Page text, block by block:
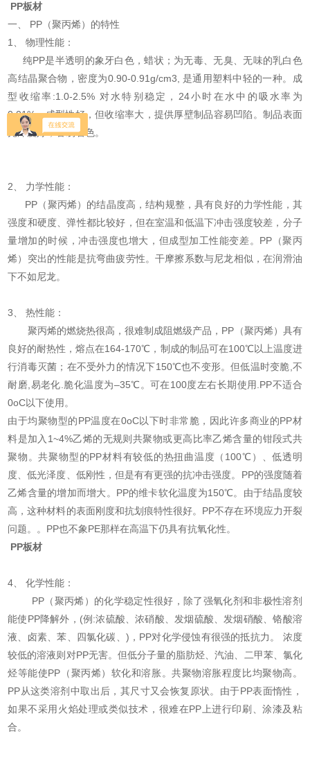
PP板材
一、 PP（聚丙烯）的特性
1、 物理性能：
纯PP是半透明的象牙白色，蜡状；为无毒、无臭、无味的乳白色
高结晶聚合物，密度为0.90-0.91g/cm3, 是通用塑料中轻的一种。成
型收缩率:1.0-2.5% 对水特别稳定，24小时在水中的吸水率为
0.01%，成型性好，但收缩率大，提供厚壁制品容易凹陷。制品表面
光泽度好，容易着色。
2、 力学性能：
PP（聚丙烯）的结晶度高，结构规整，具有良好的力学性能，其
强度和硬度、弹性都比较好，但在室温和低温下冲击强度较差，分子
量增加的时候，冲击强度也增大，但成型加工性能变差。PP（聚丙
烯）突出的性能是抗弯曲疲劳性。干摩擦系数与尼龙相似，在润滑油
下不如尼龙。
3、 热性能：
聚丙烯的燃烧热很高，很难制成阻燃级产品，PP（聚丙烯）具有
良好的耐热性，熔点在164-170℃，制成的制品可在100℃以上温度进
行消毒灭菌；在不受外力的情况下150℃也不变形。但低温时变脆,不
耐磨,易老化.脆化温度为–35℃。可在100度左右长期使用.PP不适合
0oC以下使用。
由于均聚物型的PP温度在0oC以下时非常脆，因此许多商业的PP材
料是加入1~4%乙烯的无规则共聚物或更高比率乙烯含量的钳段式共
聚物。共聚物型的PP材料有较低的热扭曲温度（100℃）、低透明
度、低光泽度、低刚性，但是有有更强的抗冲击强度。PP的强度随着
乙烯含量的增加而增大。PP的维卡软化温度为150℃。由于结晶度较
高，这种材料的表面刚度和抗划痕特性很好。PP不存在环境应力开裂
问题。。PP也不象PE那样在高温下仍具有抗氧化性。
PP板材
4、 化学性能：
PP（聚丙烯）的化学稳定性很好，除了强氧化剂和非极性溶剂
能使PP降解外，(例:浓硫酸、浓硝酸、发烟硫酸、发烟硝酸、铬酸溶
液、卤素、苯、四氯化碳、)，PP对化学侵蚀有很强的抵抗力。 浓度
较低的溶液则对PP无害。但低分子量的脂肪烃、汽油、二甲苯、氯化
烃等能使PP（聚丙烯）软化和溶胀。共聚物溶胀程度比均聚物高。
PP从这类溶剂中取出后，其尺寸又会恢复原状。由于PP表面惰性，
如果不采用火焰处理或类似技术，很难在PP上进行印刷、涂漆及粘
合。